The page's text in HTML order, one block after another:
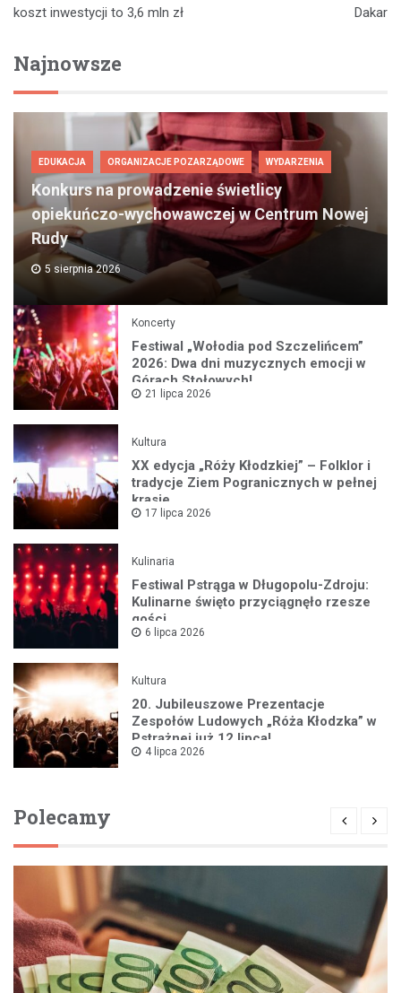
koszt inwestycji to 3,6 mln zł
Dakar
Najnowsze
EDUKACJA ORGANIZACJE POZARZĄDOWE WYDARZENIA
Konkurs na prowadzenie świetlicy
opiekuńczo-wychowawczej w Centrum Nowej
Rudy
5 sierpnia 2026
Koncerty
Festiwal „Wołodia pod Szczelińcem”
2026: Dwa dni muzycznych emocji w
Górach Stołowych!
21 lipca 2026
Kultura
XX edycja „Róży Kłodzkiej” – Folklor i
tradycje Ziem Pogranicznych w pełnej
krasie
17 lipca 2026
Kulinaria
Festiwal Pstrąga w Długopolu-Zdroju:
Kulinarne święto przyciągnęło rzesze
gości
6 lipca 2026
Kultura
20. Jubileuszowe Prezentacje
Zespołów Ludowych „Róża Kłodzka” w
Pstrążnej już 12 lipca!
4 lipca 2026
Polecamy